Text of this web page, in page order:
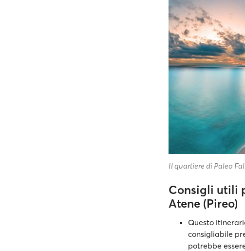
Il quartiere di Paleo
Consigli utili
Atene (Pireo)
Questo
consigliabile
potrebbe